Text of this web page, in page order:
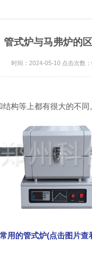
管式炉与马弗炉的
时间：2024-05-10 点击次数
构等上都有很大的不同
用的管式炉(点击图片查